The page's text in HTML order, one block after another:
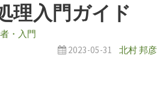
理入門ガイド
・入門
2023-05-31
北村 邦彦